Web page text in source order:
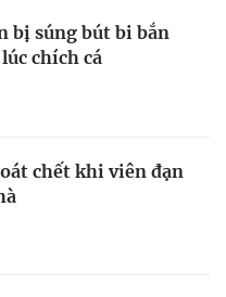
bị súng bút bi bắn
chích cá
chết khi viên đạn